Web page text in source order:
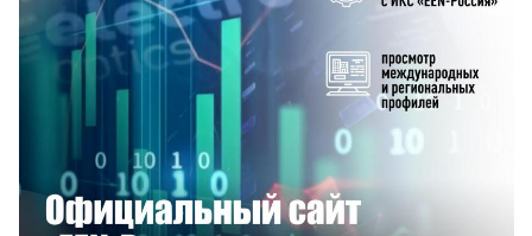
Смотреть проект